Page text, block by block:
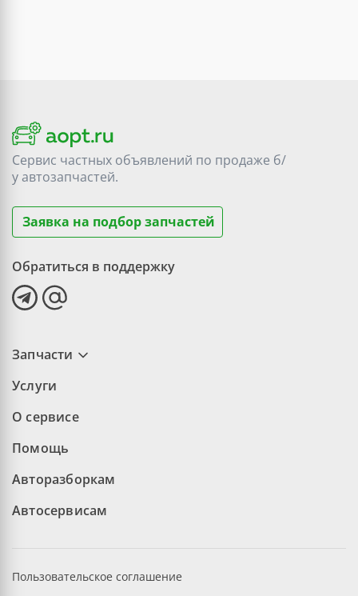
Сервис частных объявлений по продаже б/
уавтозапчастей.
Заявка на подбор запчастей
Обратиться в поддержку
Запчасти
Услуги
О сервисе
Помощь
Авторазборкам
Автосервисам
Пользовательское соглашение